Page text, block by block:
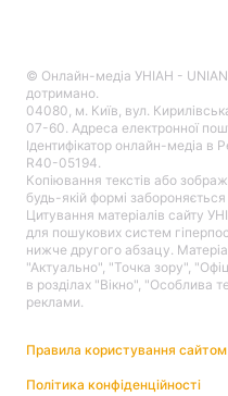
© Онлайн-медіа УНІАН -
дотримано.
04080, м. Київ, вул.
07-60. Адреса електронної
Ідентифікатор онлайн-медіа в
R40-05194.
Копіювання текстів або
будь-якій формі
Цитування матеріалів сайту
для пошукових систем
нижче другого абзацу.
"Актуально", "Точка зору",
в розділах "Вікно", "Особлива
реклами.
Правила користування сайтом
Політика конфіденційності